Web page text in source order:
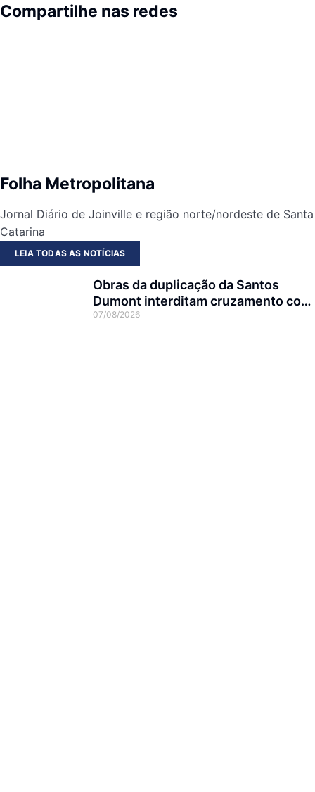
Compartilhe nas redes
Folha Metropolitana
Jornal Diário de Joinville e região norte/nordeste de Santa
Catarina
LEIA TODAS AS NOTÍCIAS
Obras da duplicação da Santos
Dumont interditam cruzamento com
a rua Otto Nass
07/08/2026